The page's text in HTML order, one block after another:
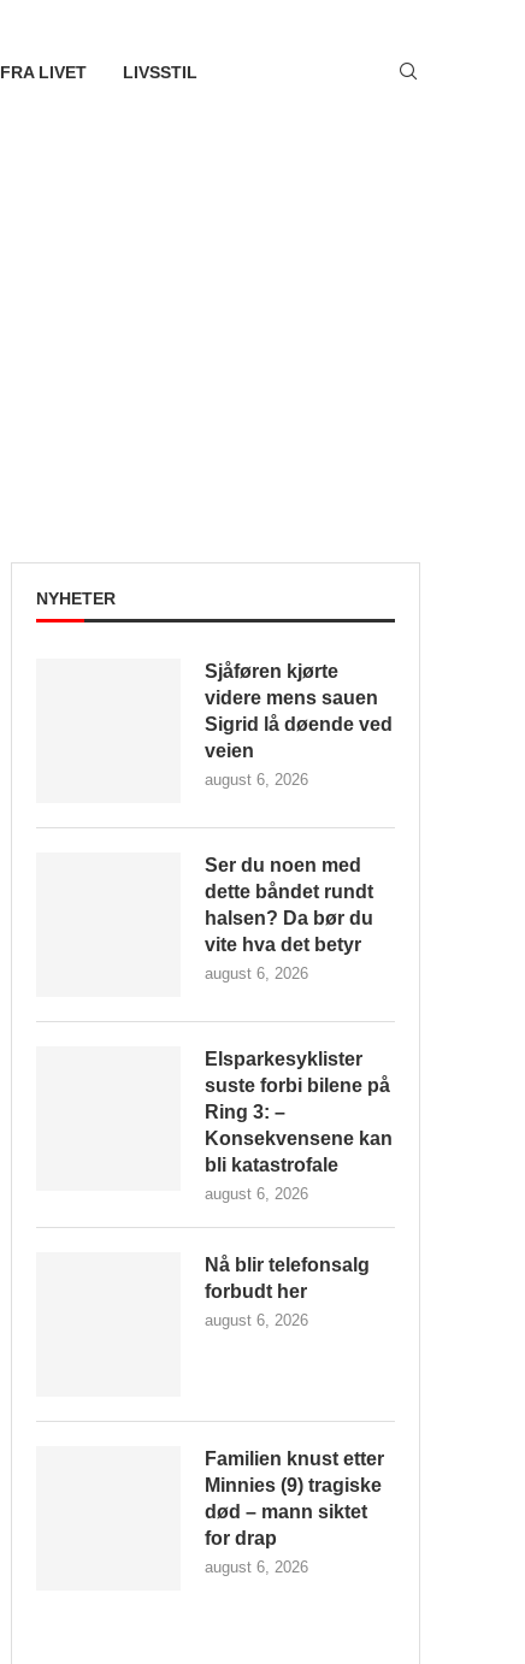
FRA LIVET LIVSSTIL
NYHETER
Sjåføren kjørte
videre mens sauen
Sigrid lå døende ved
veien
august 6, 2026
Ser du noen med
dette båndet rundt
halsen? Da bør du
vite hva det betyr
august 6, 2026
Elsparkesyklister
suste forbi bilene på
Ring 3: –
Konsekvensene kan
bli katastrofale
august 6, 2026
Nå blir telefonsalg
forbudt her
august 6, 2026
Familien knust etter
Minnies (9) tragiske
død – mann siktet
for drap
august 6, 2026